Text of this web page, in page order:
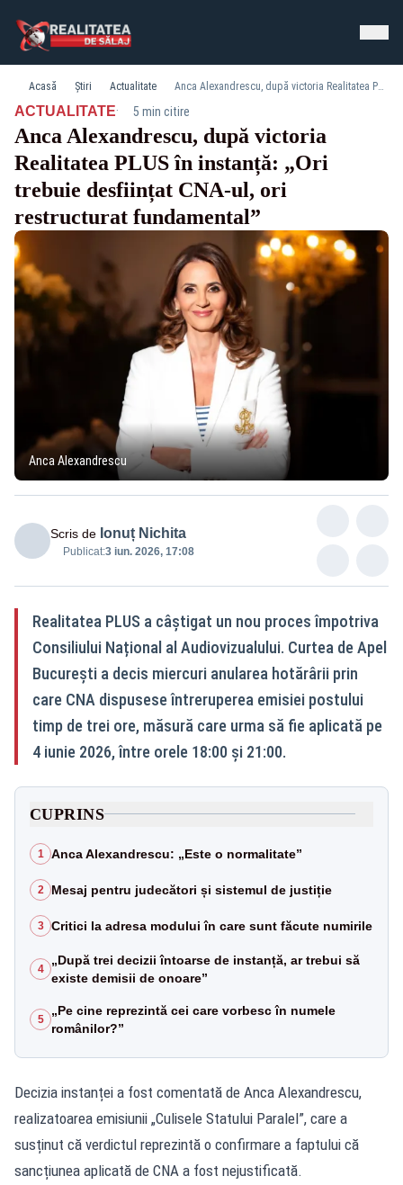
Acasă Știri Actualitate Anca Alexandrescu, după victoria Realitatea PLUS în instanță: „Ori trebuie desființat CNA-ul, ori restructurat fundamental”
ACTUALITATE· 5 min citire
Anca Alexandrescu, după victoria
Realitatea PLUS în instanță: „Ori
trebuie desființat CNA-ul, ori
restructurat fundamental”
Anca Alexandrescu
Scris de Ionuț Nichita
Publicat:3 iun. 2026, 17:08
Realitatea PLUS a câștigat un nou proces împotriva
Consiliului Național al Audiovizualului. Curtea de Apel
București a decis miercuri anularea hotărârii prin
care CNA dispusese întreruperea emisiei postului
timp de trei ore, măsură care urma să fie aplicată pe
4 iunie 2026, între orele 18:00 și 21:00.
CUPRINS
1 Anca Alexandrescu: „Este o normalitate”
2 Mesaj pentru judecători și sistemul de justiție
3 Critici la adresa modului în care sunt făcute numirile
4
„După trei decizii întoarse de instanță, ar trebui să
existe demisii de onoare”
5
„Pe cine reprezintă cei care vorbesc în numele
românilor?”
Decizia instanței a fost comentată de Anca Alexandrescu,
realizatoarea emisiunii „Culisele Statului Paralel”, care a
susținut că verdictul reprezintă o confirmare a faptului că
sancțiunea aplicată de CNA a fost nejustificată.